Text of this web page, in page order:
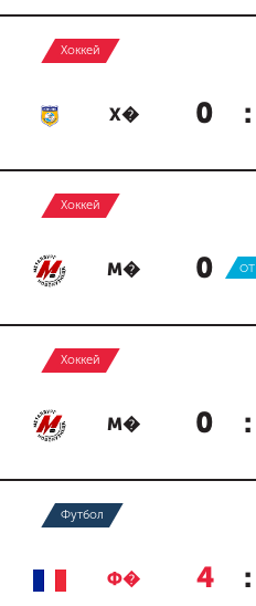
Хоккей
Х� 0 :
Хоккей
М� 0 :
ОТ
Хоккей
М� 0 :
Футбол
Ф� 4 :